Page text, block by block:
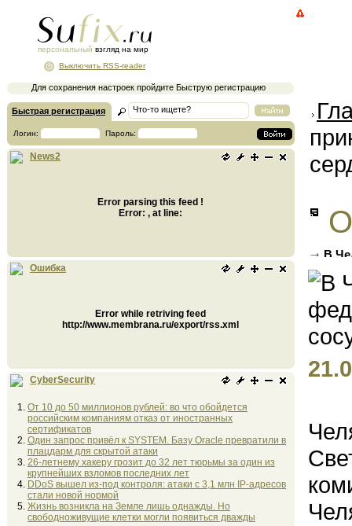
персональный взгляд на мир
Для сохранения настроек пройдите Быструю регистрацию
Выключить RSS-reader
Быстрая регистрация
Логин: Пароль:
News2
Error parsing this feed !
Error: , at line:
Ошибка
Error while retriving feed
http://www.membrana.ru/export/rss.xml
CyberSecurity
От 10 до 50 миллионов рублей: во что обойдется
российским компаниям отказ от иностранных
сертификатов
Один запрос привёл к SYSTEM. Базу Oracle превратили в
плацдарм для скрытой атаки
26-летнему хакеру грозит до 32 лет тюрьмы за один из
крупнейших взломов последних лет
DDoS вышел из-под контроля: атаки с 3,1 млн IP-адресов
стали новой нормой
Жизнь возникла на Земле лишь однажды. Но
свободноживущие клетки могли появиться дважды
В